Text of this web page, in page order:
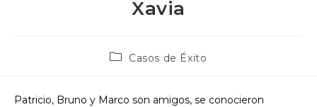
Xavia
Categoría
entrada:
Casos de Éxito
Patricio, Bruno y Marco son amigos, se conocieron